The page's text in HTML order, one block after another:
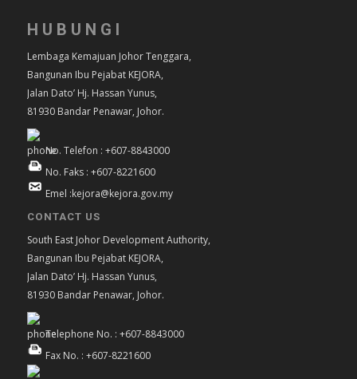
HUBUNGI
Lembaga Kemajuan Johor Tenggara,
Bangunan Ibu Pejabat KEJORA,
Jalan Dato’ Hj. Hassan Yunus,
81930 Bandar Penawar, Johor.
No. Telefon : +607-8843000
No. Faks : +607-8221600
Emel :kejora@kejora.gov.my
CONTACT US
South East Johor Development Authority,
Bangunan Ibu Pejabat KEJORA,
Jalan Dato’ Hj. Hassan Yunus,
81930 Bandar Penawar, Johor.
Telephone No. : +607-8843000
Fax No. : +607-8221600